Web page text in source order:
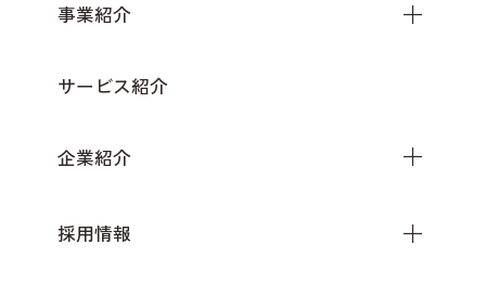
事業紹介
サービス紹介
企業紹介
採用情報